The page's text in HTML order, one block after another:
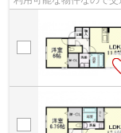
パートです。柏原市エ